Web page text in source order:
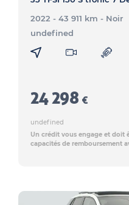
2022 - 43 911 km - Noir
undefined
24 298 €
undefined
Un crédit vous engage et doit
capacités de remboursement